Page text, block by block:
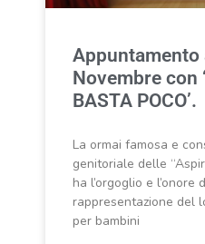
Appuntamento
Novembre con
BASTA POCO’.
La ormai famosa e
genitoriale delle
ha l’orgoglio e l’onore
rappresentazione del
per bambini